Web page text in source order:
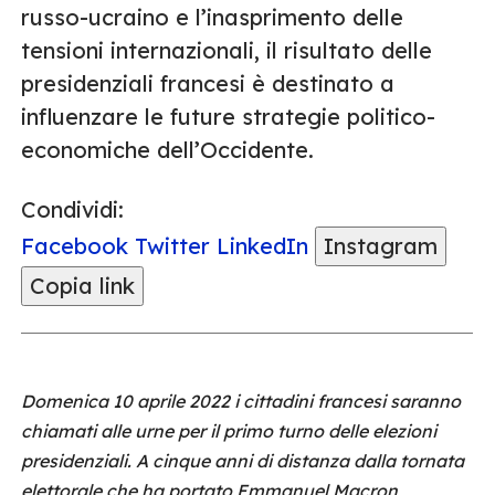
russo-ucraino e l’inasprimento delle
tensioni internazionali, il risultato delle
presidenziali francesi è destinato a
influenzare le future strategie politico-
economiche dell’Occidente.
Condividi:
Facebook Twitter LinkedIn
Instagram
Copia link
Domenica 10 aprile 2022 i cittadini francesi saranno
chiamati alle urne per il primo turno delle elezioni
presidenziali. A cinque anni di distanza dalla tornata
elettorale che ha portato Emmanuel Macron